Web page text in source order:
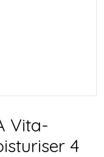
Vita-
4